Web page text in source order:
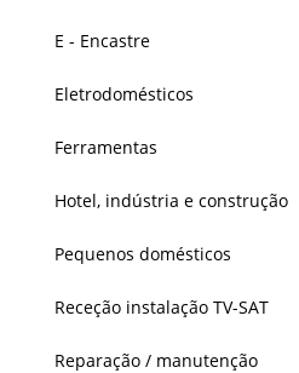
E - Encastre
Eletrodomésticos
Ferramentas
Hotel, indústria e construção
Pequenos domésticos
Receção instalação TV-SAT
Reparação / manutenção